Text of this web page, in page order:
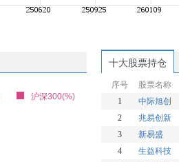
沪深300(%)
十大股票持仓
序号 股票名称
1
中际旭创
2
兆易创新
3
新易盛
4
生益科技